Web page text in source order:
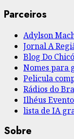
Parceiros
Adylson
Jornal A
Blog Do Chicó
Nomes para
Pelicula
Rádios do
Ilhéus
lista de IA
Sobre